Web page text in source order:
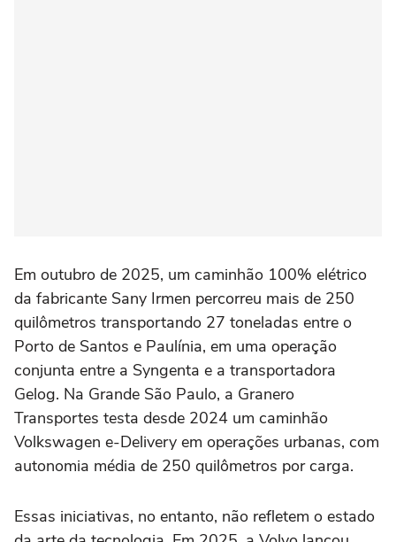
Em outubro de 2025, um caminhão 100% elétrico
da fabricante Sany Irmen percorreu mais de 250
quilômetros transportando 27 toneladas entre o
Porto de Santos e Paulínia, em uma operação
conjunta entre a Syngenta e a transportadora
Gelog. Na Grande São Paulo, a Granero
Transportes testa desde 2024 um caminhão
Volkswagen e-Delivery em operações urbanas, com
autonomia média de 250 quilômetros por carga.
Essas iniciativas, no entanto, não refletem o estado